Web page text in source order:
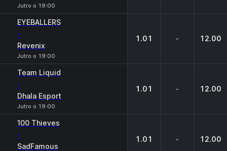
Jutro o 19:00
EYEBALLERS
-
Revenix
Jutro o 19:00
1.01 - 12.00
Team Liquid
-
Dhala Esport
Jutro o 19:00
1.01 - 12.00
100 Thieves
-
SadFamous
1.01 - 12.00